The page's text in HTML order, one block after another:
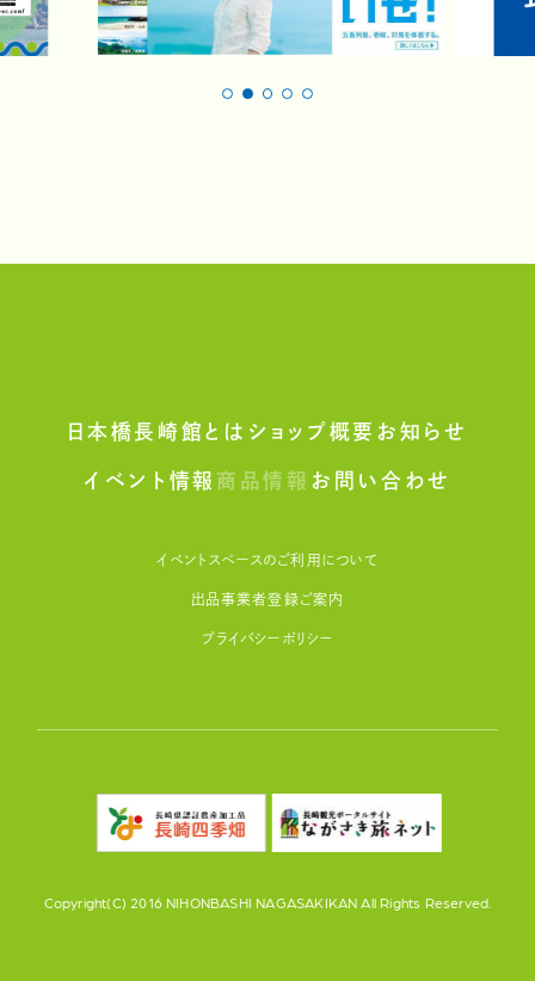
日本橋長崎館とは ショップ概要 お知らせ
イベント情報商品情報 お問い合わせ
イベントスペースのご利用について
出品事業者登録ご案内
プライバシーポリシー
Copyright(C) 2016 NIHONBASHI NAGASAKIKAN All Rights Reserved.